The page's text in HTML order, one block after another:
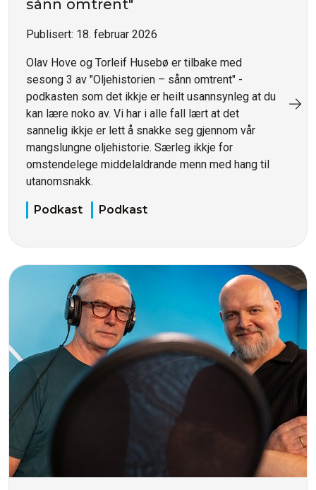
sånn omtrent"
Publisert: 18. februar 2026
Olav Hove og Torleif Husebø er tilbake med
sesong 3 av "Oljehistorien – sånn omtrent" -
podkasten som det ikkje er heilt usannsynleg at du
kan lære noko av. Vi har i alle fall lært at det
sannelig ikkje er lett å snakke seg gjennom vår
mangslungne oljehistorie. Særleg ikkje for
omstendelege middelaldrande menn med hang til
utanomsnakk.
Podkast Podkast